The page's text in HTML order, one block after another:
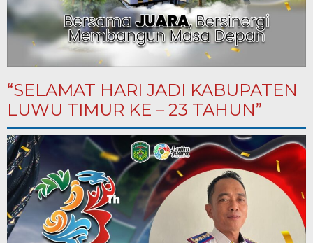
“SELAMAT HARI JADI KABUPATEN
LUWU TIMUR KE – 23 TAHUN”